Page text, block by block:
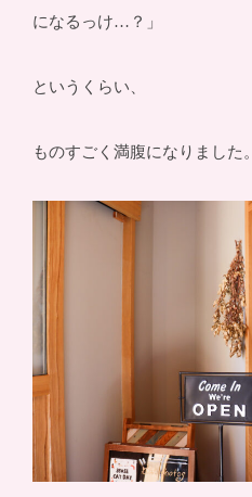
になるっけ…？」
というくらい、
ものすごく満腹になりました。